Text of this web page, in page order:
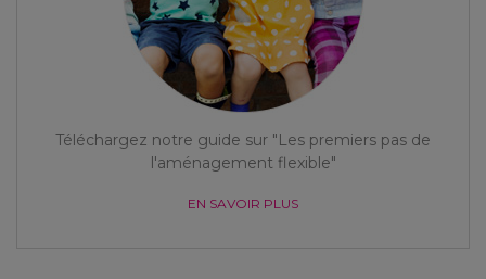
Téléchargez notre guide sur "Les premiers pas de
l'aménagement flexible"
EN SAVOIR PLUS